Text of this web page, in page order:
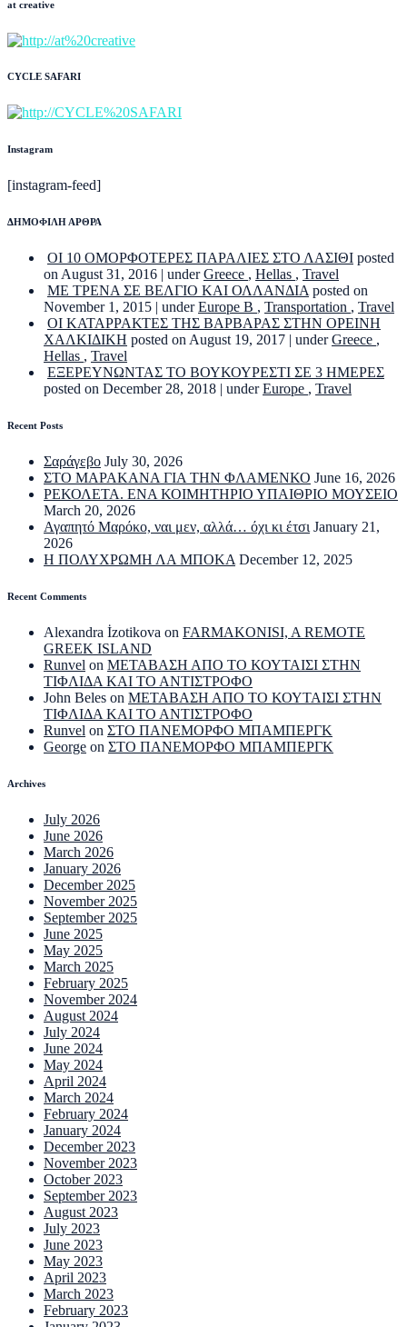
at creative
CYCLE SAFARI
Instagram
[instagram-feed]
ΔΗΜΟΦΙΛΗ ΑΡΘΡΑ
ΟΙ 10 ΟΜΟΡΦΟΤΕΡΕΣ ΠΑΡΑΛΙΕΣ ΣΤΟ ΛΑΣΙΘΙ posted
on August 31, 2016 | underGreece , Hellas , Travel
ΜΕ ΤΡΕΝΑ ΣΕ ΒΕΛΓΙΟ ΚΑΙ ΟΛΛΑΝΔΙΑ posted on
November 1, 2015 | underEurope B , Transportation , Travel
ΟΙ ΚΑΤΑΡΡΑΚΤΕΣ ΤΗΣ ΒΑΡΒΑΡΑΣ ΣΤΗΝ ΟΡΕΙΝΗ
ΧΑΛΚΙΔΙΚΗ posted on August 19, 2017 | underGreece ,
Hellas , Travel
ΕΞΕΡΕΥΝΩΝΤΑΣ ΤΟ ΒΟΥΚΟΥΡΕΣΤΙ ΣΕ 3 ΗΜΕΡΕΣ
posted on December 28, 2018 | underEurope , Travel
Recent Posts
Σαράγεβο July 30, 2026
ΣΤΟ ΜΑΡΑΚΑΝΑ ΓΙΑ ΤΗΝ ΦΛΑΜΕΝΚΟ June 16, 2026
ΡΕΚΟΛΕΤΑ. ΕΝΑ ΚΟΙΜΗΤΗΡΙΟ ΥΠΑΙΘΡΙΟ ΜΟΥΣΕΙΟ
March 20, 2026
Αγαπητό Μαρόκο, ναι μεν, αλλά… όχι κι έτσι January 21,
2026
Η ΠΟΛΥΧΡΩΜΗ ΛΑ ΜΠΟΚΑ December 12, 2025
Recent Comments
Alexandra İzotikova on FARMAKONISI, A REMOTE
GREEK ISLAND
Runvel on ΜΕΤΑΒΑΣΗ ΑΠΟ ΤΟ ΚΟΥΤΑΙΣΙ ΣΤΗΝ
ΤΙΦΛΙΔΑ ΚΑΙ ΤΟ ΑΝΤΙΣΤΡΟΦΟ
John Beles on ΜΕΤΑΒΑΣΗ ΑΠΟ ΤΟ ΚΟΥΤΑΙΣΙ ΣΤΗΝ
ΤΙΦΛΙΔΑ ΚΑΙ ΤΟ ΑΝΤΙΣΤΡΟΦΟ
Runvel on ΣΤΟ ΠΑΝΕΜΟΡΦΟ ΜΠΑΜΠΕΡΓΚ
George on ΣΤΟ ΠΑΝΕΜΟΡΦΟ ΜΠΑΜΠΕΡΓΚ
Archives
July 2026
June 2026
March 2026
January 2026
December 2025
November 2025
September 2025
June 2025
May 2025
March 2025
February 2025
November 2024
August 2024
July 2024
June 2024
May 2024
April 2024
March 2024
February 2024
January 2024
December 2023
November 2023
October 2023
September 2023
August 2023
July 2023
June 2023
May 2023
April 2023
March 2023
February 2023